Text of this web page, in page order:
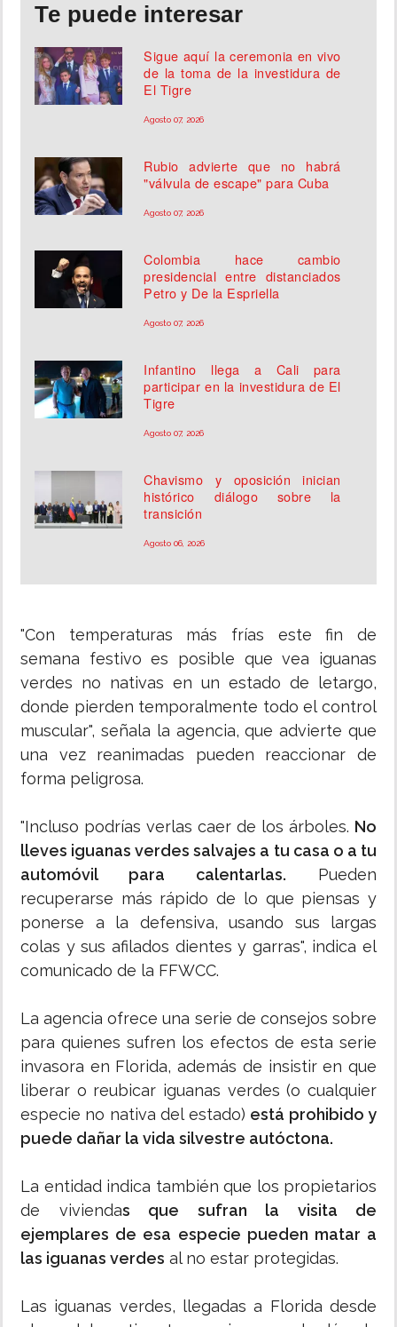
Te puede interesar
Sigue aquí la ceremonia en vivo
de la toma de la investidura de
El Tigre
Agosto 07, 2026
Rubio advierte que no habrá
"válvula de escape" para Cuba
Agosto 07, 2026
Colombia hace cambio
presidencial entre distanciados
Petro y De la Espriella
Agosto 07, 2026
Infantino llega a Cali para
participar en la investidura de El
Tigre
Agosto 07, 2026
Chavismo y oposición inician
histórico diálogo sobre la
transición
Agosto 06, 2026
"Con temperaturas más frías este fin de
semana festivo es posible que vea iguanas
verdes no nativas en un estado de letargo,
donde pierden temporalmente todo el control
muscular", señala la agencia, que advierte que
una vez reanimadas pueden reaccionar de
forma peligrosa.
"Incluso podrías verlas caer de los árboles. No
lleves iguanas verdes salvajes a tu casa o a tu
automóvil para calentarlas. Pueden
recuperarse más rápido de lo que piensas y
ponerse a la defensiva, usando sus largas
colas y sus afilados dientes y garras", indica el
comunicado de la FFWCC.
La agencia ofrece una serie de consejos sobre
para quienes sufren los efectos de esta serie
invasora en Florida, además de insistir en que
liberar o reubicar iguanas verdes (o cualquier
especie no nativa del estado) está prohibido y
puede dañar la vida silvestre autóctona.
La entidad indica también que los propietarios
de viviendas que sufran la visita de
ejemplares de esa especie pueden matar a
las iguanas verdes al no estar protegidas.
Las iguanas verdes, llegadas a Florida desde